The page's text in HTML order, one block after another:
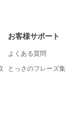
お客様サポート
よくある質問
とっさのフレーズ集